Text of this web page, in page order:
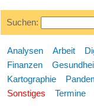
Suchen:
Analysen Arbeit
Finanzen
Kartographie
Sonstiges
Termine